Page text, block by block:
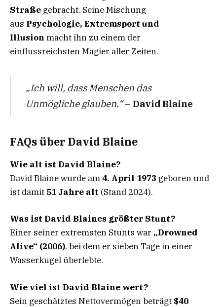
Straße gebracht. Seine Mischung
aus Psychologie, Extremsport und
Illusion macht ihn zu einem der
einflussreichsten Magier aller Zeiten.
„Ich will, dass Menschen das
Unmögliche glauben.“– David Blaine
FAQs über David Blaine
Wie alt ist David Blaine?
David Blaine wurde am 4. April 1973 geboren und
ist damit 51 Jahre alt (Stand 2024).
Was ist David Blaines größter Stunt?
Einer seiner extremsten Stunts war „Drowned
Alive“ (2006), bei dem er sieben Tage in einer
Wasserkugel überlebte.
Wie viel ist David Blaine wert?
Sein geschätztes Nettovermögen beträgt $40